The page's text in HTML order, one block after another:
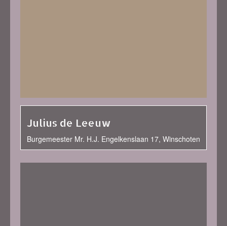
Julius de Leeuw
Burgemeester Mr. H.J. Engelkenslaan 17, Winschoten